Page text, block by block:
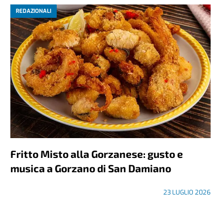
REDAZIONALI
Fritto Misto alla Gorzanese: gusto e
musica a Gorzano di San Damiano
23 LUGLIO 2026